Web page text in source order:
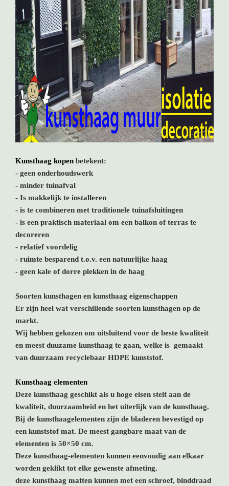
Kunsthaag kopen betekent:
- geen onderhoudswerk
- minder tuinafval
- Is makkelijk te installeren
- is te combineren met traditionele tuinafsluitingen
- is een praktisch materiaal om een balkon of terras te
decoreren
- relatief voordelig
- ruimte besparend t.o.v. een natuurlijke haag
- geen kale of dorre plekken in de haag
Soorten kunsthagen en kunsthaag eigenschappen
Er zijn heel wat verschillende soorten kunsthagen op de
markt.
Wij hebben gekozen om uitsluitend voor de beste kwaliteit
en meest duuzame kunsthaag te gaan, welke is gemaakt
van duurzaam recyclebaar HDPE kunststof.
Kunsthaag elementen
Deze kunsthaag geschikt als u hoge eisen stelt aan de
kwaliteit, duurzaamheid en het uiterlijk van de kunsthaag.
Bij de kunsthaagelementen zijn de bladeren bevestigd op
een kunststof mat. De meest gangbare maat van de
elementen is 50×50 cm.
Deze kunsthaag-elementen kunnen eenvoudig aan elkaar
worden geklikt tot elke gewenste afmeting.
deze kunsthaag matten kunnen met een schroef, binddraad